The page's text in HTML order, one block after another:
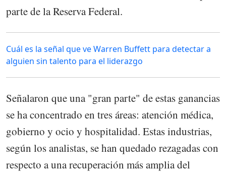
parte de la Reserva Federal.
Cuál es la señal que ve Warren Buffett para detectar a
alguien sin talento para el liderazgo
Señalaron que una "gran parte" de estas ganancias
se ha concentrado en tres áreas: atención médica,
gobierno y ocio y hospitalidad. Estas industrias,
según los analistas, se han quedado rezagadas con
respecto a una recuperación más amplia del